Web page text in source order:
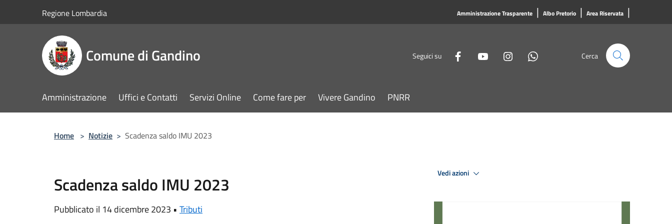
Regione Lombardia Amministrazione Trasparente | Albo Pretorio | Area Riservata |
Comune di Gandino Seguici su Cerca
Amministrazione Uffici e Contatti Servizi Online Come fare per Vivere Gandino PNRR
Home > Notizie > Scadenza saldo IMU 2023
Scadenza saldo IMU 2023
Pubblicato il 14 dicembre 2023 • Tributi
Vedi azioni